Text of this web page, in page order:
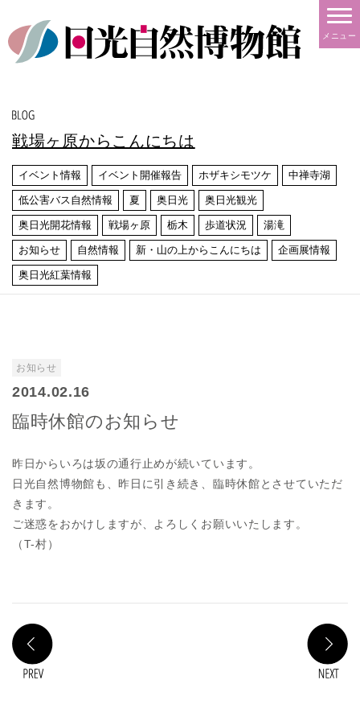
メニュー
戦場ヶ原からこんにちは
イベント情報 イベント開催報告 ホザキシモツケ 中禅寺湖
低公害バス自然情報 夏 奥日光 奥日光観光
奥日光開花情報 戦場ヶ原 栃木 歩道状況 湯滝
お知らせ 自然情報 新・山の上からこんにちは 企画展情報
奥日光紅葉情報
お知らせ
2014.02.16
臨時休館のお知らせ
昨日からいろは坂の通行止めが続いています。
日光自然博物館も、昨日に引き続き、臨時休館とさせていただ
きます。
ご迷惑をおかけしますが、よろしくお願いいたします。
（T-村）